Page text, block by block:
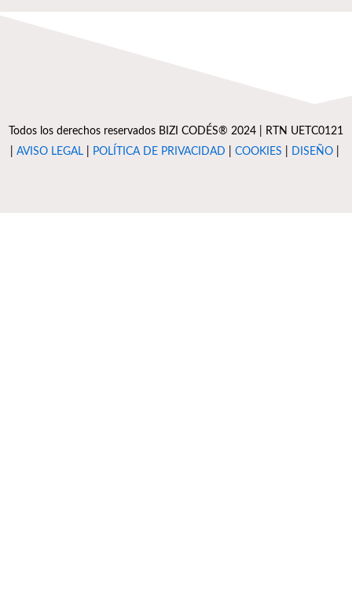
Todos los derechos reservados BIZI CODÉS® 2024 | RTN UETC0121
AVISO LEGAL| POLÍTICA DE PRIVACIDAD COOKIES DISEÑO|